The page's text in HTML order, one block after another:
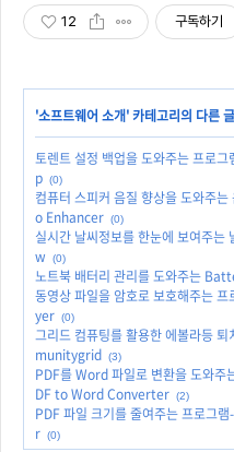
12 구독하기
'소프트웨어 소개' 카테고리의 다른 글
토렌트 설정 백업을 도와주는 프로
p (0)
컴퓨터 스피커 음질 향상을 도와주
o Enhancer (0)
실시간 날씨정보를 한눈에 보여주
w
(0)
노트북 배터리 관리를 도와주는
동영상 파일을 암호로 보호해주는
yer (0)
그리드 컴퓨팅를 활용한 에볼라등
munitygrid (3)
PDF를 Word 파일로 변환을 도와
DF to Word Converter (2)
PDF 파일 크기를 줄여주는 프로그
r (0)